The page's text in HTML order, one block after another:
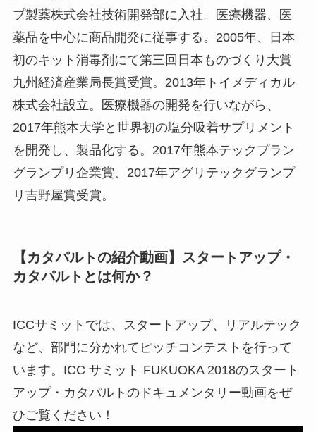
プ製薬株式会社技術開発部に入社。医療機器、医
薬品を中心に商品開発に従事する。2005年、日本
初のキット消毒剤にて第三回日本ものづくり大賞
九州経済産業局長賞受賞。2013年トイメディカル
株式会社設立。医療機器の開発を行いながら、
2017年熊本大学と世界初の塩分吸着サプリメント
を開発し、製品化する。2017年熊本テックプラン
グランプリ企業賞、2017年アグリテックグランプ
リ吉野屋賞受賞。
【カタパルトの紹介動画】スタートアップ・
カタパルトとは何か？
ICCサミットでは、スタートアップ、リアルテック
など、部門に分かれてピッチコンテストを行って
います。ICC サミット FUKUOKA 2018のスタート
アップ・カタパルトのドキュメンタリー動画をぜ
ひご覧ください！